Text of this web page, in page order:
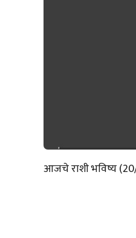
आजचे राशी भविष्य